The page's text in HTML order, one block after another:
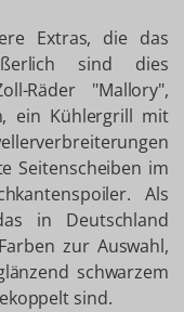
Extras, die das
sind dies
Räder "Mallory",
ein Kühlergrill mit
Seitenscheiben im
Als
in Deutschland
zur Auswahl,
schwarzem
sind.